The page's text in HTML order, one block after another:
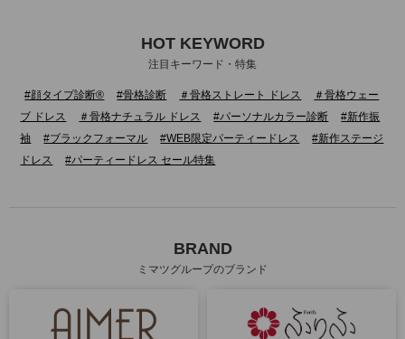
HOT KEYWORD
注目キーワード・特集
#顔タイプ診断® #骨格診断 ＃骨格ストレート ドレス
＃骨格ウェー
ブ ドレス
＃骨格ナチュラル ドレス #パーソナルカラー診断
#新作振
袖
#ブラックフォーマル #WEB限定パーティードレス
#新作ステージ
ドレス
#パーティードレス セール特集
BRAND
ミマツグループのブランド